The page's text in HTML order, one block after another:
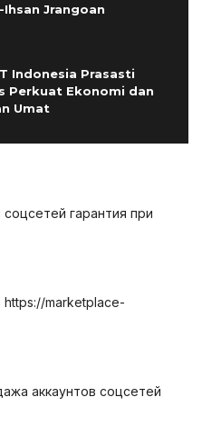
Jrangoan
Indonesia Prasasti
Perkuat Ekonomi dan
Umat
соцсетей гарантия при
https://marketplace-
аккаунтов соцсетей